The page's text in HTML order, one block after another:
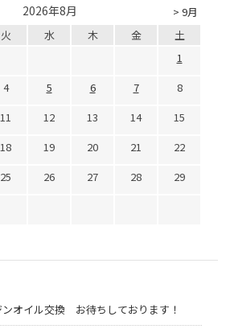
> 9月
2026年8月
火 水 木 金
土
1
4 5 6 7
8
11 12 13 14
15
18 19 20 21
22
25 26 27 28
29
オイル交換 お待ちしております！